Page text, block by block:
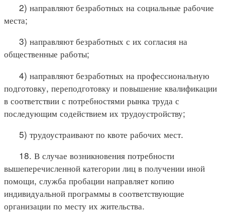
2) направляют безработных на социальные рабочие
места;
3) направляют безработных с их согласия на
общественные работы;
4) направляют безработных на профессиональную
подготовку, переподготовку и повышение квалификации
в соответствии с потребностями рынка труда с
последующим содействием их трудоустройству;
5) трудоустраивают по квоте рабочих мест.
18. В случае возникновения потребности
вышеперечисленной категории лиц в получении иной
помощи, служба пробации направляет копию
индивидуальной программы в соответствующие
организации по месту их жительства.